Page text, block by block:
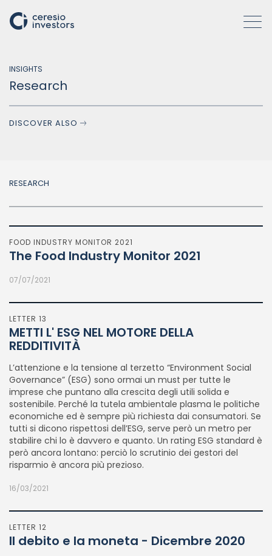
HOW WE OPERATE
INSIGHTS
INSIGHTS
Research
DISCOVER ALSO
RESEARCH
FOOD INDUSTRY MONITOR 2021
The Food Industry Monitor 2021
07/07/2021
LETTER 13
METTI L' ESG NEL MOTORE DELLA
REDDITIVITÀ
L’attenzione e la tensione al terzetto “Environment Social
Governance” (ESG) sono ormai un must per tutte le
imprese che puntano alla crescita degli utili solida e
sostenibile. Perché la tutela ambientale plasma le politiche
economiche ed è sempre più richiesta dai consumatori. Se
tutti si dicono rispettosi dell’ESG, serve però un metro per
stabilire chi lo è davvero e quanto. Un rating ESG standard è
però ancora lontano: perciò lo scrutinio dei gestori del
risparmio è ancora più prezioso.
16/03/2021
LETTER 12
Il debito e la moneta - Dicembre 2020